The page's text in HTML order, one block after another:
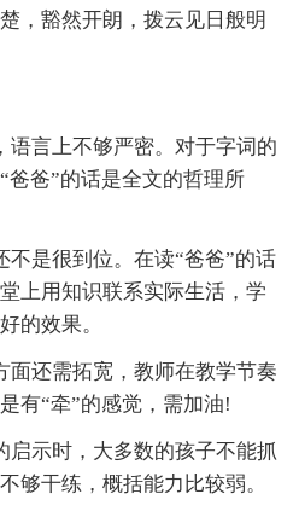
，豁然开朗，拨云见日般明
语言上不够严密。对于字词的
爸爸”的话是全文的哲理所
不是很到位。在读“爸爸”的话
上用知识联系实际生活，学
的效果。
面还需拓宽，教师在教学节奏
有“牵”的感觉，需加油!
启示时，大多数的孩子不能抓
够干练，概括能力比较弱。